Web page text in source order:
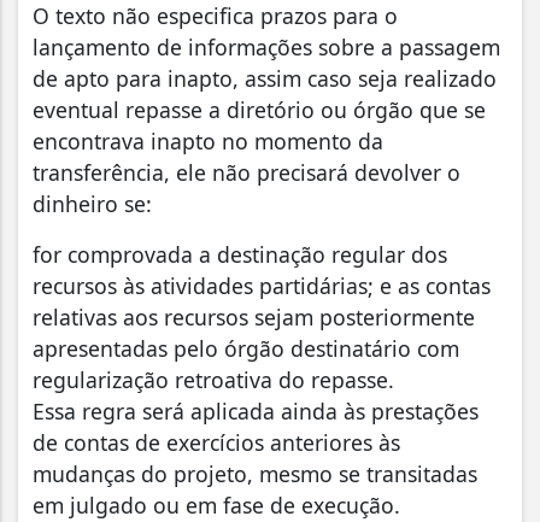
O texto não especifica prazos para o
lançamento de informações sobre a passagem
de apto para inapto, assim caso seja realizado
eventual repasse a diretório ou órgão que se
encontrava inapto no momento da
transferência, ele não precisará devolver o
dinheiro se:
for comprovada a destinação regular dos
recursos às atividades partidárias; e as contas
relativas aos recursos sejam posteriormente
apresentadas pelo órgão destinatário com
regularização retroativa do repasse.
Essa regra será aplicada ainda às prestações
de contas de exercícios anteriores às
mudanças do projeto, mesmo se transitadas
em julgado ou em fase de execução.